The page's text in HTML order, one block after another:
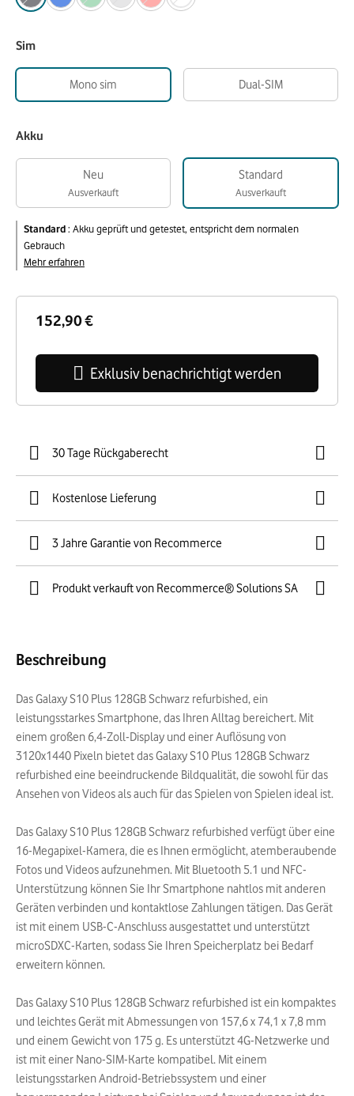
152,90 €
Exklusiv benachrichtigt werden
Sim
Mono sim Dual-SIM
Akku
Neu
Ausverkauft
Standard
Ausverkauft
Standard: Akku geprüft und getestet, entspricht dem normalen
Gebrauch
Mehr erfahren
30 Tage Rückgaberecht
Kostenlose Lieferung
3 Jahre Garantie von Recommerce
Produkt verkauft von Recommerce® Solutions SA
Beschreibung
Das Galaxy S10 Plus 128GB Schwarz refurbished, ein
leistungsstarkes Smartphone, das Ihren Alltag bereichert. Mit
einem großen 6,4-Zoll-Display und einer Auflösung von
3120x1440 Pixeln bietet das Galaxy S10 Plus 128GB Schwarz
refurbished eine beeindruckende Bildqualität, die sowohl für das
Ansehen von Videos als auch für das Spielen von Spielen ideal ist.
Das Galaxy S10 Plus 128GB Schwarz refurbished verfügt über eine
16-Megapixel-Kamera, die es Ihnen ermöglicht, atemberaubende
Fotos und Videos aufzunehmen. Mit Bluetooth 5.1 und NFC-
Unterstützung können Sie Ihr Smartphone nahtlos mit anderen
Geräten verbinden und kontaktlose Zahlungen tätigen. Das Gerät
ist mit einem USB-C-Anschluss ausgestattet und unterstützt
microSDXC-Karten, sodass Sie Ihren Speicherplatz bei Bedarf
erweitern können.
Das Galaxy S10 Plus 128GB Schwarz refurbished ist ein kompaktes
und leichtes Gerät mit Abmessungen von 157,6 x 74,1 x 7,8 mm
und einem Gewicht von 175 g. Es unterstützt 4G-Netzwerke und
ist mit einer Nano-SIM-Karte kompatibel. Mit einem
leistungsstarken Android-Betriebssystem und einer